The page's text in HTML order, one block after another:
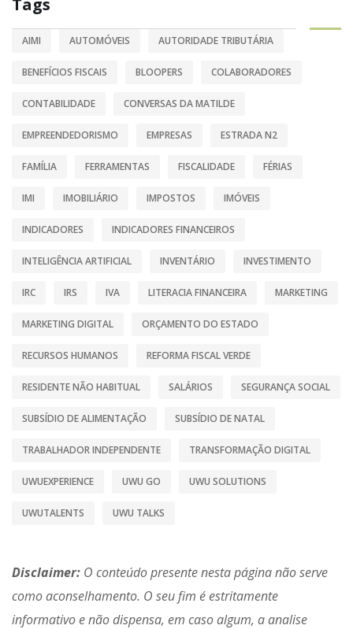
Tags
AIMI AUTOMÓVEIS AUTORIDADE TRIBUTÁRIA
BENEFÍCIOS FISCAIS BLOOPERS COLABORADORES
CONTABILIDADE CONVERSAS DA MATILDE
EMPREENDEDORISMO EMPRESAS ESTRADA N2
FAMÍLIA FERRAMENTAS FISCALIDADE FÉRIAS
IMI IMOBILIÁRIO IMPOSTOS IMÓVEIS
INDICADORES INDICADORES FINANCEIROS
INTELIGÊNCIA ARTIFICIAL INVENTÁRIO INVESTIMENTO
IRC IRS IVA LITERACIA FINANCEIRA MARKETING
MARKETING DIGITAL ORÇAMENTO DO ESTADO
RECURSOS HUMANOS REFORMA FISCAL VERDE
RESIDENTE NÃO HABITUAL SALÁRIOS SEGURANÇA SOCIAL
SUBSÍDIO DE ALIMENTAÇÃO SUBSÍDIO DE NATAL
TRABALHADOR INDEPENDENTE TRANSFORMAÇÃO DIGITAL
UWUEXPERIENCE UWU GO UWU SOLUTIONS
UWUTALENTS UWU TALKS
Disclaimer: O conteúdo presente nesta página não serve
como aconselhamento. O seu fim é estritamente
informativo e não dispensa, em caso algum, a analise